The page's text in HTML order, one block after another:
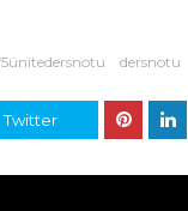
dersnotu
Twitter